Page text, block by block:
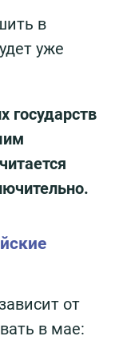
в
уже
государств
от
в мае: